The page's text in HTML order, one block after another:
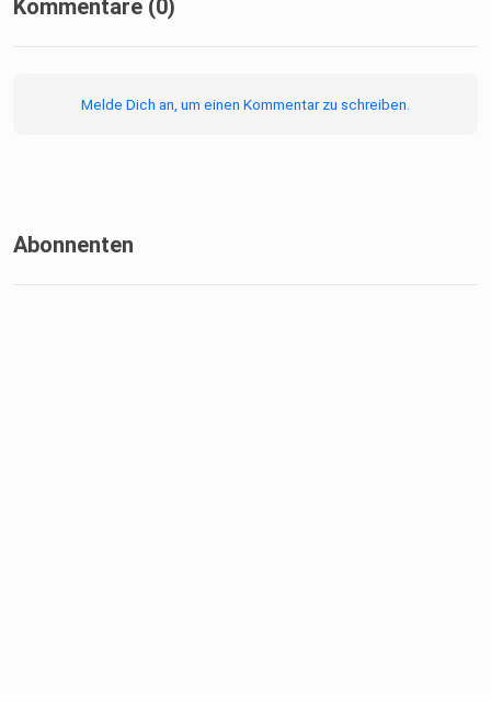
Kommentare (0)
Melde Dich an, um einen Kommentar zu schreiben.
Abonnenten